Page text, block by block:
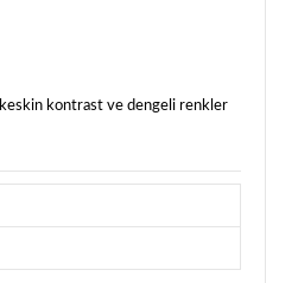
keskin kontrast ve dengeli renkler